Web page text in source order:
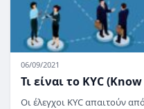
06/09/2021
Τι είναι το KYC
Οι έλεγχοι KYC απαιτούν